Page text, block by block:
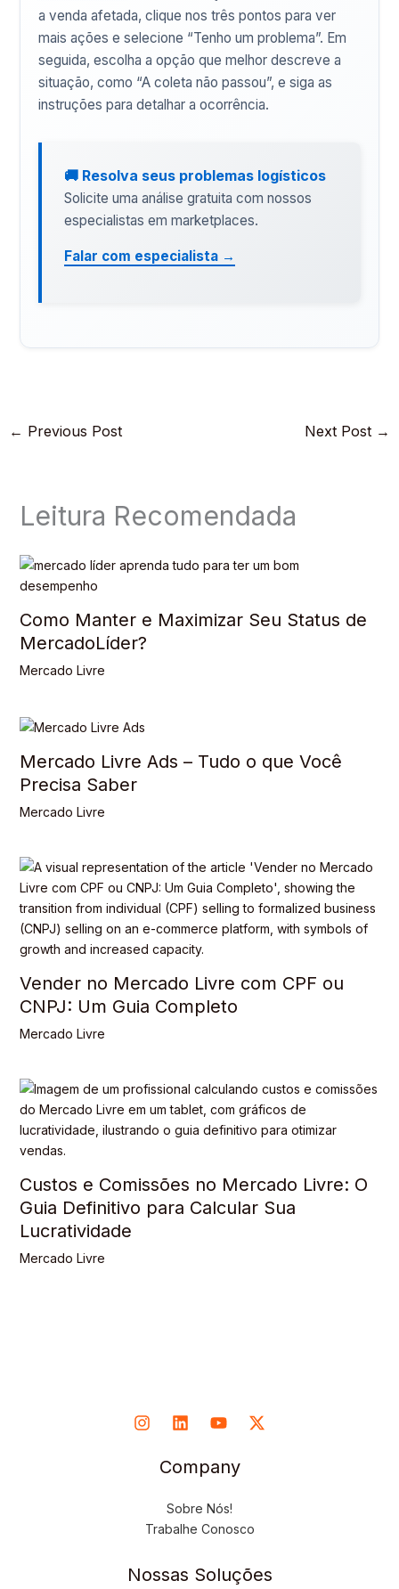
a venda afetada, clique nos três pontos para ver
mais ações e selecione “Tenho um problema”. Em
seguida, escolha a opção que melhor descreve a
situação, como “A coleta não passou”, e siga as
instruções para detalhar a ocorrência.
🚚 Resolva seus problemas logísticos
Solicite uma análise gratuita com nossos
especialistas em marketplaces.
Falar com especialista →
← Previous Post Next Post →
Leitura Recomendada
Como Manter e Maximizar Seu Status de
MercadoLíder?
Mercado Livre
Mercado Livre Ads – Tudo o que Você
Precisa Saber
Mercado Livre
Vender no Mercado Livre com CPF ou
CNPJ: Um Guia Completo
Mercado Livre
Custos e Comissões no Mercado Livre: O
Guia Definitivo para Calcular Sua
Lucratividade
Mercado Livre
Company
Sobre Nós!
Trabalhe Conosco
Nossas Soluções